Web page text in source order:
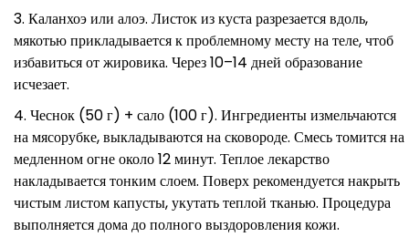
Каланхоэ или алоэ. Листок из куста разрезается вдоль,
мякотью прикладывается к проблемному месту на теле, чтоб
избавиться от жировика. Через 10–14 дней образование
исчезает.
Чеснок (50 г) + сало (100 г). Ингредиенты измельчаются
на мясорубке, выкладываются на сковороде. Смесь томится на
медленном огне около 12 минут. Теплое лекарство
накладывается тонким слоем. Поверх рекомендуется накрыть
чистым листом капусты, укутать теплой тканью. Процедура
выполняется дома до полного выздоровления кожи.